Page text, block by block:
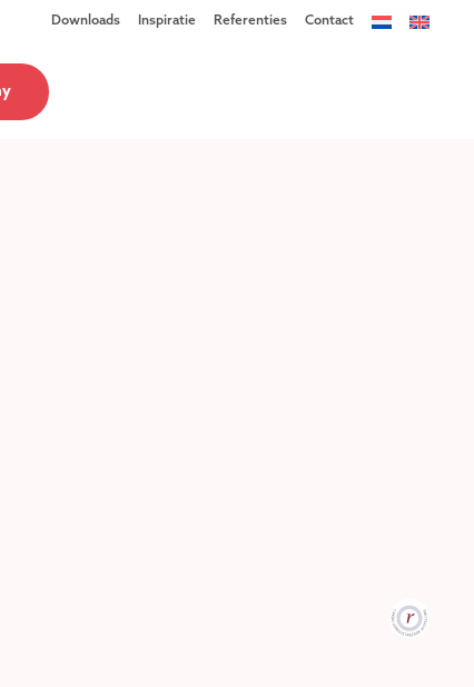
Downloads Inspiratie Referenties Contact